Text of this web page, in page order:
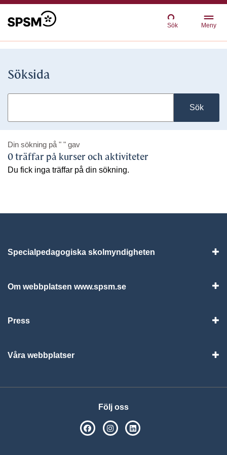
Sök Meny
Söksida
Sök
Din sökning på " " gav
0 träffar på kurser och aktiviteter
Du fick inga träffar på din sökning.
Specialpedagogiska skolmyndigheten
Om webbplatsen www.spsm.se
Press
Våra webbplatser
Följ oss
SPSM på Facebook
SPSM på Instagram